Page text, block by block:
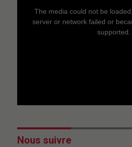
The media could not be
server or network failed or
supported.
Nous suivre